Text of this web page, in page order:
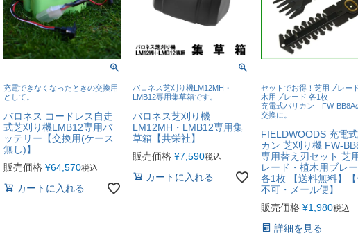
充電できなくなったときの交換用
として。
バロネス コードレス自走
式芝刈り機LMB12専用バ
ッテリー【交換用(ケース
無し)】
販売価格 ¥64,570税込
カートに入れる
バロネス芝刈り機LM12MH・
LMB12専用集草箱です。
バロネス芝刈り機
LM12MH・LMB12専用集
草箱【共栄社】
販売価格 ¥7,590税込
カートに入れる
セットでお得！芝用ブレー
木用ブレード 各1枚
充電式バリカン FW-BB8A
交換に。
FIELDWOODS 充電
カン 芝刈り機 FW-
専用替え刃セット 芝
レード・植木用ブレ
各1枚 【送料無料】【
不可・メール便】
販売価格 ¥1,980税込
詳細を見る